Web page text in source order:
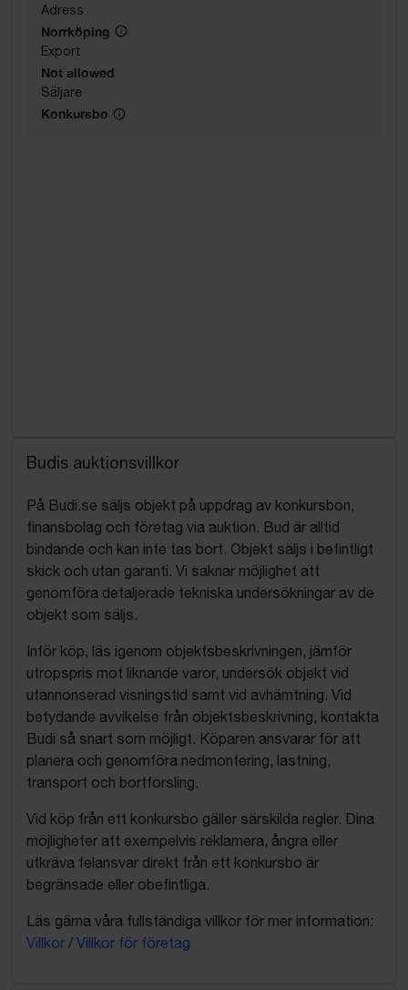
Adress
Norrköping
Export
Not allowed
Säljare
Konkursbo
Budis auktionsvillkor
På Budi.se säljs objekt på uppdrag av konkursbon,
finansbolag och företag via auktion. Bud är alltid
bindande och kan inte tas bort. Objekt säljs i befintligt
skick och utan garanti. Vi saknar möjlighet att
genomföra detaljerade tekniska undersökningar av de
objekt som säljs.
Inför köp, läs igenom objektsbeskrivningen, jämför
utropspris mot liknande varor, undersök objekt vid
utannonserad visningstid samt vid avhämtning. Vid
betydande avvikelse från objektsbeskrivning, kontakta
Budi så snart som möjligt. Köparen ansvarar för att
planera och genomföra nedmontering, lastning,
transport och bortforsling.
Vid köp från ett konkursbo gäller särskilda regler. Dina
möjligheter att exempelvis reklamera, ångra eller
utkräva felansvar direkt från ett konkursbo är
begränsade eller obefintliga.
Läs gärna våra fullständiga villkor för mer information:
Villkor / Villkor för företag